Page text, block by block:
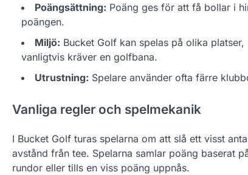
Poängsättning: Poäng ges för att få bollar i
poängen.
Miljö: Bucket Golf kan spelas på olika
vanligtvis kräver en golfbana.
Utrustning: Spelare använder ofta färre
Vanliga regler och spelmekanik
I Bucket Golf turas spelarna om att slå ett visst
avstånd från tee. Spelarna samlar poäng baserat
rundor eller tills en viss poäng uppnås.